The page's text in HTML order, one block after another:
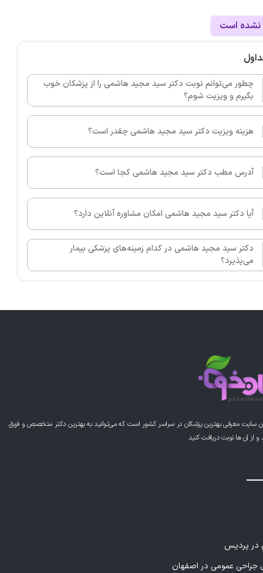
نشده است
چطور می‌توانم نوبت دکتر سید مجید هاشمی را از پزشکان خوب
بگیرم و ویزیت شوم؟
هزینه ویزیت دکتر سید مجید هاشمی چقدر است؟
آدرس مطب دکتر سید مجید هاشمی کجا است؟
آیا دکتر سید مجید هاشمی امکان مشاوره آنلاین دارد؟
دکتر سید مجید هاشمی در کدام زمینه‌های پزشکی بیمار
می‌پذیرد؟
سایت معرفی بهترین پزشکان در سراسر کشور است که می‌توانید به بهترین دکتر متخصص و فوق
آن ها نوبت دریافت کنید
در پردیس
عمومی در اصفهان